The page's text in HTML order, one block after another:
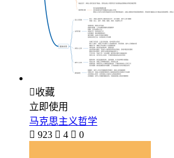
收藏
立即使用
马克思主义哲学
 923  4  0